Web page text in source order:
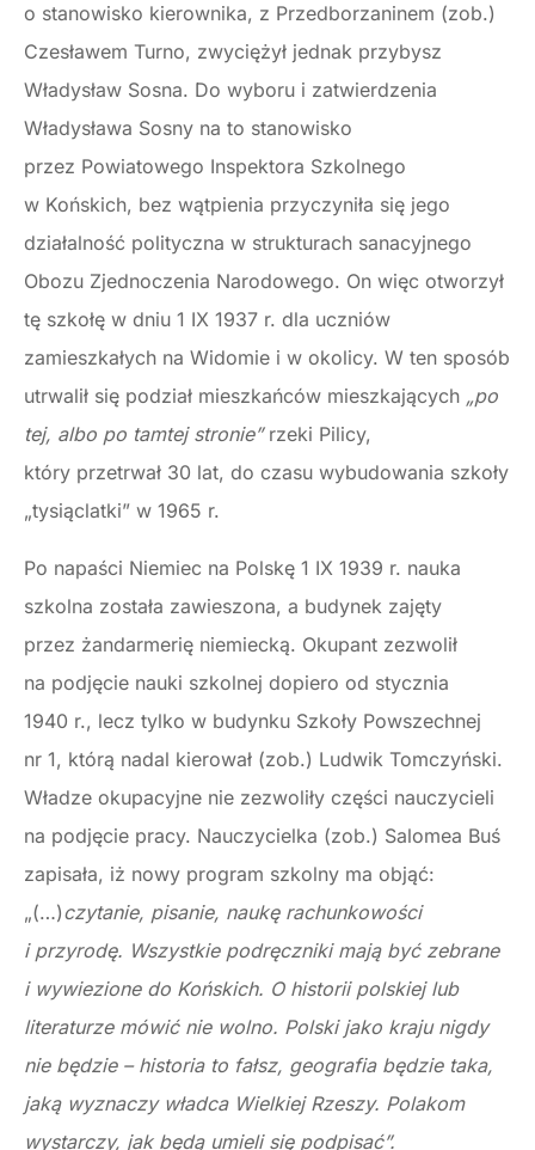
o stanowisko kierownika, z Przedborzaninem (zob.)
Czesławem Turno, zwyciężył jednak przybysz
Władysław Sosna. Do wyboru i zatwierdzenia
Władysława Sosny na to stanowisko
przez Powiatowego Inspektora Szkolnego
w Końskich, bez wątpienia przyczyniła się jego
działalność polityczna w strukturach sanacyjnego
Obozu Zjednoczenia Narodowego. On więc otworzył
tę szkołę w dniu 1 IX 1937 r. dla uczniów
zamieszkałych na Widomie i w okolicy. W ten sposób
utrwalił się podział mieszkańców mieszkających „po
tej, albo po tamtej stronie”rzeki Pilicy,
który przetrwał 30 lat, do czasu wybudowania szkoły
„tysiąclatki” w 1965 r.
Po napaści Niemiec na Polskę 1 IX 1939 r. nauka
szkolna została zawieszona, a budynek zajęty
przez żandarmerię niemiecką. Okupant zezwolił
na podjęcie nauki szkolnej dopiero od stycznia
1940 r., lecz tylko w budynku Szkoły Powszechnej
nr 1, którą nadal kierował (zob.) Ludwik Tomczyński.
Władze okupacyjne nie zezwoliły części nauczycieli
na podjęcie pracy. Nauczycielka (zob.) Salomea Buś
zapisała, iż nowy program szkolny ma objąć:
„(…)czytanie, pisanie, naukę rachunkowości
i przyrodę. Wszystkie podręczniki mają być zebrane
i wywiezione do Końskich. O historii polskiej lub
literaturze mówić nie wolno. Polski jako kraju nigdy
nie będzie – historia to fałsz, geografia będzie taka,
jaką wyznaczy władca Wielkiej Rzeszy. Polakom
wystarczy, jak będą umieli się podpisać”.